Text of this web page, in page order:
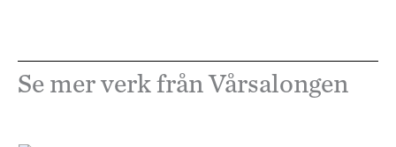
Se mer verk från Vårsalongen